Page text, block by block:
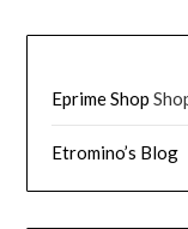
Eprime Shop
Etromino’s Blog